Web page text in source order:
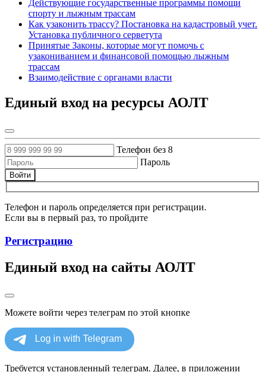
Действующие государственные программы помощи
спорту и лыжным трассам
Как узаконить трассу? Постановка на кадастровый учет.
Установка публичного серветута
Принятые Законы, которые могут помочь с
узакониванием и финансовой помощью лыжным
трассам
Взаимодействие с органами власти
Единый вход на ресурсы АОЛТ
Телефон без 8
Пароль
Войти
Телефон и пароль определяется при регистрации.
Если вы в первый раз, то пройдите
Регистрацию
Единый вход на сайты АОЛТ
Можете войти через телеграм по этой кнопке
Требуется установленный телеграм. Далее, в приложении